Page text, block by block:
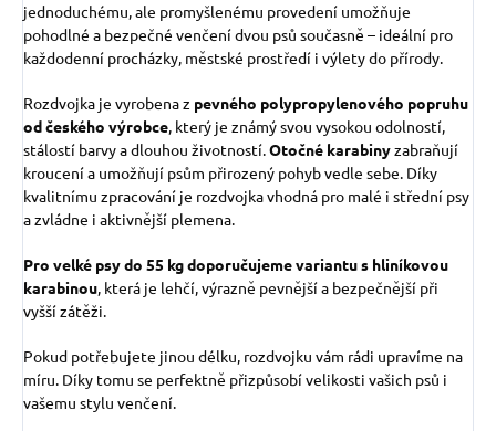
jednoduchému, ale promyšlenému provedení umožňuje
pohodlné a bezpečné venčení dvou psů současně – ideální pro
každodenní procházky, městské prostředí i výlety do přírody.
Rozdvojka je vyrobena z pevného polypropylenového popruhu
od českého výrobce, který je známý svou vysokou odolností,
stálostí barvy a dlouhou životností.Otočné karabinyzabraňují
kroucení a umožňují psům přirozený pohyb vedle sebe. Díky
kvalitnímu zpracování je rozdvojka vhodná pro malé i střední psy
a zvládne i aktivnější plemena.
Pro velké psy do 55 kg doporučujeme variantu s hliníkovou
karabinou, která je lehčí, výrazně pevnější a bezpečnější při
vyšší zátěži.
Pokud potřebujete jinou délku, rozdvojku vám rádi upravíme na
míru. Díky tomu se perfektně přizpůsobí velikosti vašich psů i
vašemu stylu venčení.